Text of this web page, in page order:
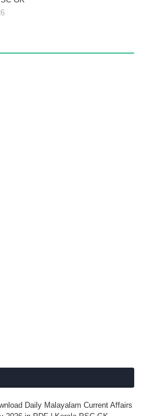
Daily Malayalam Current Affairs